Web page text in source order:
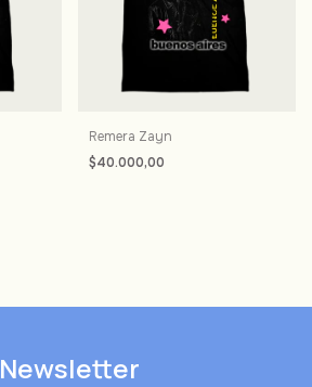
Remera Zayn
$40.000,00
Newsletter